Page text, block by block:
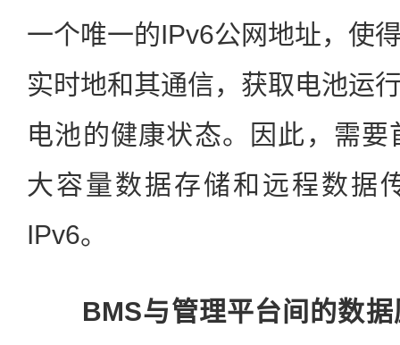
一个唯一的IPv6公网地址，使
实时地和其通信，获取电池运
电池的健康状态。因此，需
大容量数据存储和远程数据
IPv6。
BMS与管理平台间的数据